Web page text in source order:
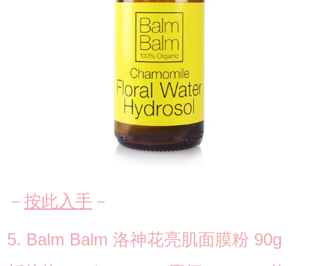
－ 按此入手 －
5. Balm Balm 洛神花亮肌面膜粉 90g